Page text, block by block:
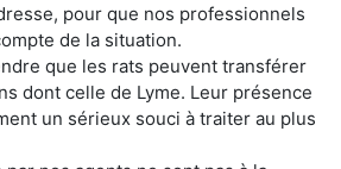
pour que nos professionnels
de la situation.
que les rats peuvent transférer
dont celle de Lyme. Leur présence
un sérieux souci à traiter au plus